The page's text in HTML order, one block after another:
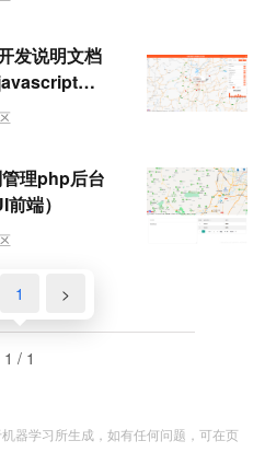
发说明文档
理php后台
端）
1 >
1 / 1
器学习所生成，如有任何问题，可在页